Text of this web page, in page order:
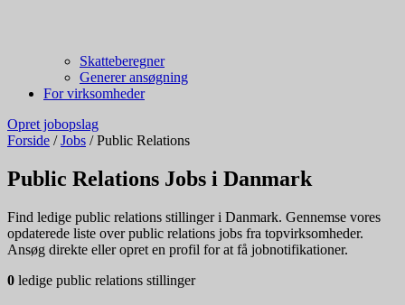
Skatteberegner
Generer ansøgning
For virksomheder
Opret jobopslag
Forside / Jobs / Public Relations
Public Relations Jobs i Danmark
Find ledige public relations stillinger i Danmark. Gennemse vores
opdaterede liste over public relations jobs fra topvirksomheder.
Ansøg direkte eller opret en profil for at få jobnotifikationer.
0 ledige public relations stillinger